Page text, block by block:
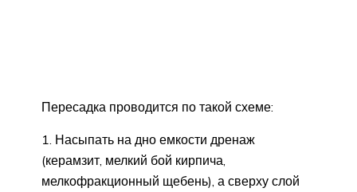
Пересадка проводится по такой схеме:
Насыпать на дно емкости дренаж
(керамзит, мелкий бой кирпича,
мелкофракционный щебень), а сверху слой